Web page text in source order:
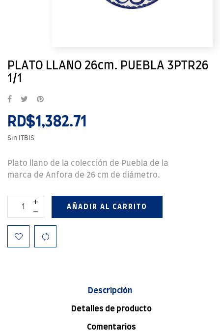
PLATO LLANO 26cm. PUEBLA 3PTR26
1/1
RD$1,382.71
Sin ITBIS
Plato llano de la colección de Puebla de la
marca de Anfora de 26 cm de diámetro.
AÑADIR AL CARRITO
Descripción
Detalles de producto
Comentarios